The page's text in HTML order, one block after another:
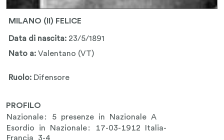
MILANO (II) FELICE
Data di nascita: 23/5/1891
Nato a:Valentano (VT)
Ruolo: Difensore
PROFILO
Nazionale: 5 presenze in Nazionale A
Esordio in Nazionale: 17-03-1912 Italia-
Francia 3-4